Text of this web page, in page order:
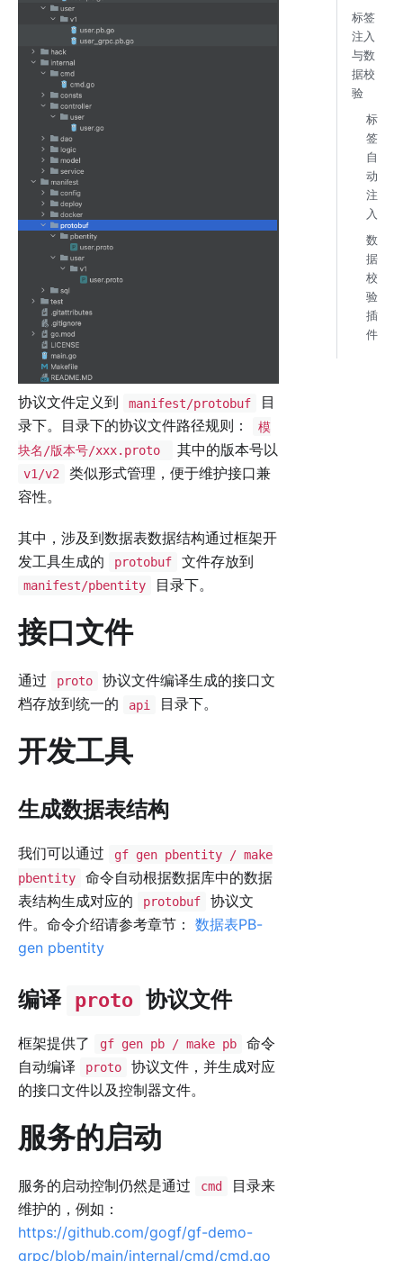
协议文件定义到 manifest/protobuf
目
录下。目录下的协议文件路径规则：
模
块名/版本号/xxx.proto
其中的版本号以
v1/v2
类似形式管理，便于维护接口兼
容性。
其中，涉及到数据表数据结构通过框架开
发工具生成的
protobuf 文件存放到
manifest/pbentity 目录下。
接口文件
通过 proto
协议文件编译生成的接口文
档存放到统一的
api 目录下。
开发工具
生成数据表结构
我们可以通过
gf gen pbentity / make
pbentity
命令自动根据数据库中的数据
表结构生成对应的
protobuf
协议文
件。命令介绍请参考章节： 数据表PB-
gen pbentity
编译 proto 协议文件
框架提供了 gf gen pb / make pb
命令
自动编译
proto
协议文件，并生成对应
的接口文件以及控制器文件。
服务的启动
服务的启动控制仍然是通过 cmd
目录来
维护的，例如：
https://github.com/gogf/gf-demo-
grpc/blob/main/internal/cmd/cmd.go
标签
注入
与数
据校
验
标
签
自
动
注
入
数
据
校
验
插
件